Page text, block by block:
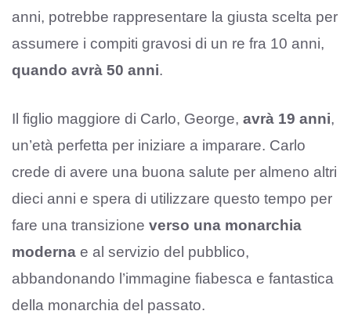
anni, potrebbe rappresentare la giusta scelta per
assumere i compiti gravosi di un re fra 10 anni,
quando avrà 50 anni.
Il figlio maggiore di Carlo, George, avrà 19 anni,
un’età perfetta per iniziare a imparare. Carlo
crede di avere una buona salute per almeno altri
dieci anni e spera di utilizzare questo tempo per
fare una transizione verso una monarchia
moderna e al servizio del pubblico,
abbandonando l’immagine fiabesca e fantastica
della monarchia del passato.